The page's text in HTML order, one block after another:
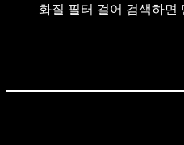
화질 필터 걸어 검색하면